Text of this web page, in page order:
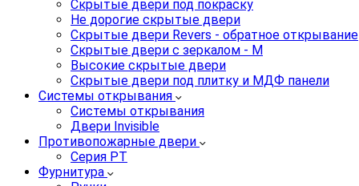
Скрытые двери под покраску
Не дорогие скрытые двери
Скрытые двери Revers - обратное открывание
Скрытые двери с зеркалом - M
Высокие скрытые двери
Скрытые двери под плитку и МДФ панели
Системы открывания
Системы открывания
Двери Invisible
Противопожарные двери
Серия PT
Фурнитура